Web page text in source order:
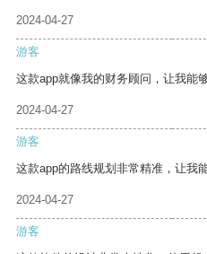
2024-04-27
游客
这款app就像我的财务顾问，让我能
2024-04-27
游客
这款app的路线规划非常精准，让我
2024-04-27
游客